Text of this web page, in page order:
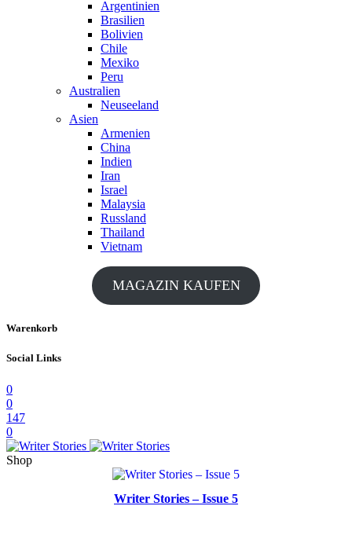
Argentinien
Brasilien
Bolivien
Chile
Mexiko
Peru
Australien
Neuseeland
Asien
Armenien
China
Indien
Iran
Israel
Malaysia
Russland
Thailand
Vietnam
MAGAZIN KAUFEN
Warenkorb
Social Links
0
0
147
0
Shop
Writer Stories – Issue 5